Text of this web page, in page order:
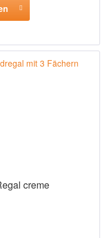
creme